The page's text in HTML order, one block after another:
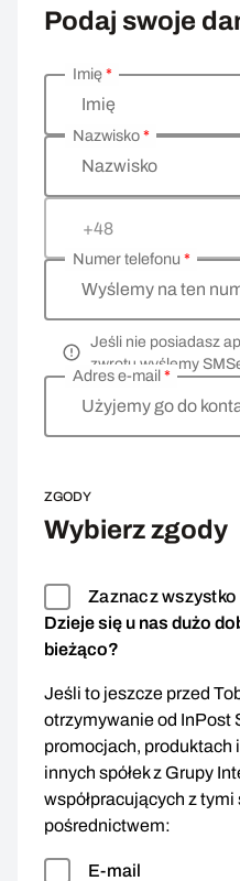
Podaj swoje
Wprowadź swoje dane
Imię
Imię*
Nazwisko
Nazwisko*
+48
Wyślemy na ten
Numer telefonu *
Jeśli nie posiadasz
zwrotu wyślemy
Użyjemy go do
Adres e-mail *
ZGODY
Wybierz zgody
Zaznacz wszystko
Dzieje się u nas dużo
bieżąco?
Jeśli to jeszcze przed
otrzymywanie od InPost
promocjach, produktach
innych spółek z Grupy
współpracujących z tymi
pośrednictwem:
E-mail